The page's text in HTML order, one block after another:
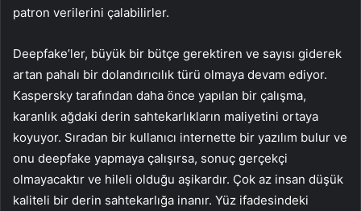
patron verilerini çalabilirler.
Deepfake’ler, büyük bir bütçe gerektiren ve sayısı giderek
artan pahalı bir dolandırıcılık türü olmaya devam ediyor.
Kaspersky tarafından daha önce yapılan bir çalışma,
karanlık ağdaki derin sahtekarlıkların maliyetini ortaya
koyuyor. Sıradan bir kullanıcı internette bir yazılım bulur ve
onu deepfake yapmaya çalışırsa, sonuç gerçekçi
olmayacaktır ve hileli olduğu aşikardır. Çok az insan düşük
kaliteli bir derin sahtekarlığa inanır. Yüz ifadesindeki